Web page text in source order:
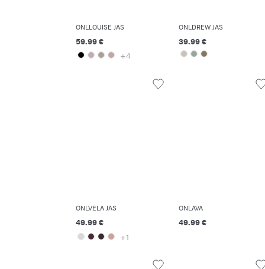
ONLLOUISE JAS
59.99 €
+4
ONLDREW JAS
39.99 €
ONLVELA JAS
49.99 €
+1
ONLAVA
49.99 €